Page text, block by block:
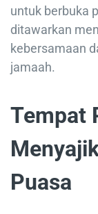
untuk berbuka
ditawarkan
kebersamaan
jamaah.
Tempat
Puasa